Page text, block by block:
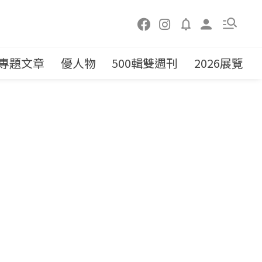
題文章 優人物 500輯雙週刊 2026展覽